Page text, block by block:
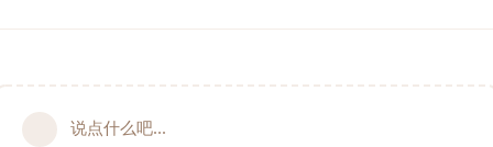
说点什么吧...